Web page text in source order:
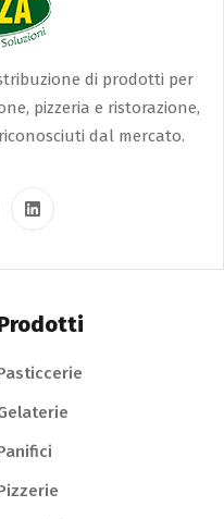
di prodotti per
pizzeria e ristorazione,
dal mercato.